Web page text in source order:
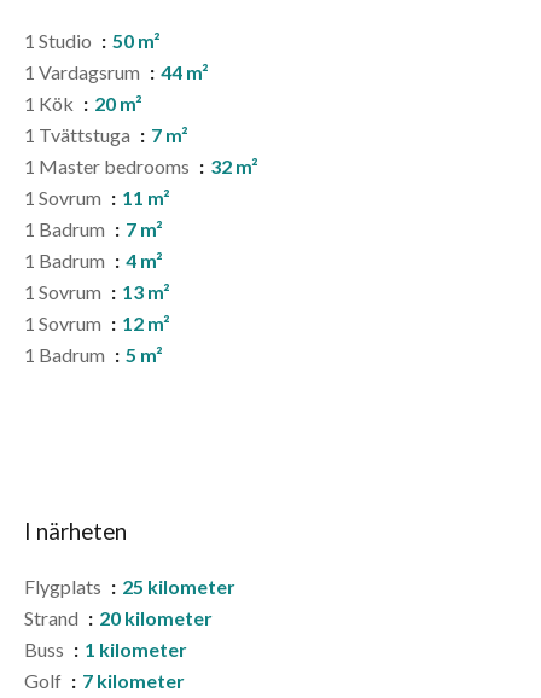
1 Studio
50 m²
1 Vardagsrum
44 m²
1 Kök
20 m²
1 Tvättstuga
7 m²
1 Master bedrooms
32 m²
1 Sovrum
11 m²
1 Badrum
7 m²
1 Badrum
4 m²
1 Sovrum
13 m²
1 Sovrum
12 m²
1 Badrum
5 m²
I närheten
Flygplats
25 kilometer
Strand
20 kilometer
Buss
1 kilometer
Golf
7 kilometer